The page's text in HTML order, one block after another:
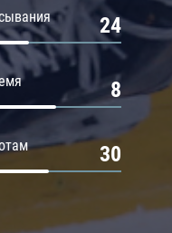
24
8
30